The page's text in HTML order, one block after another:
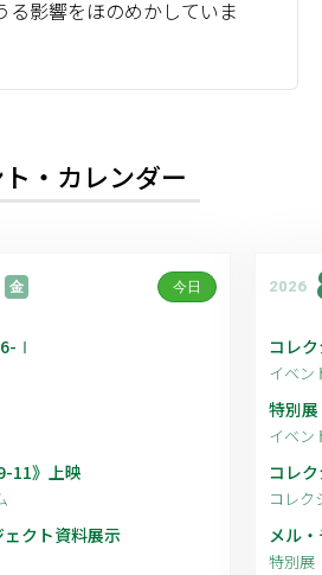
る影響をほのめかしていま
・カレンダー
金 今日
Ⅰ
11》上映
クト資料展示
2026
コレ
イベン
特別
イベン
コレ
コレク
メル
特別展